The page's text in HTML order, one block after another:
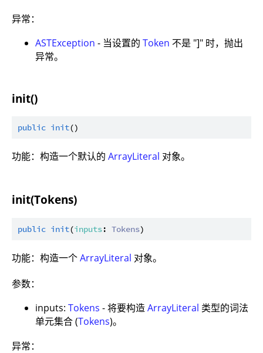
异常：
ASTException - 当设置的 Token 不是 "]" 时，抛出
异常。
init()
public init
功能：构造一个默认的 ArrayLiteral 对象。
init(Tokens)
public init(inputs: Tokens
功能：构造一个ArrayLiteral 对象。
参数：
inputs: Tokens - 将要构造ArrayLiteral 类型的词法
单元集合 (Tokens)。
异常：